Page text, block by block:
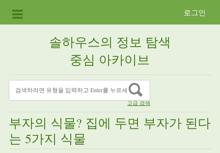
로그인
솔하우스의 정보 탐색
중심 아카이브
고급 검색
부자의 식물? 집에 두면 부자가 된다
는 5가지 식물